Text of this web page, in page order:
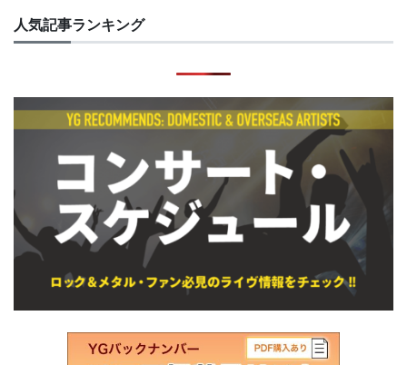
人気記事ランキング